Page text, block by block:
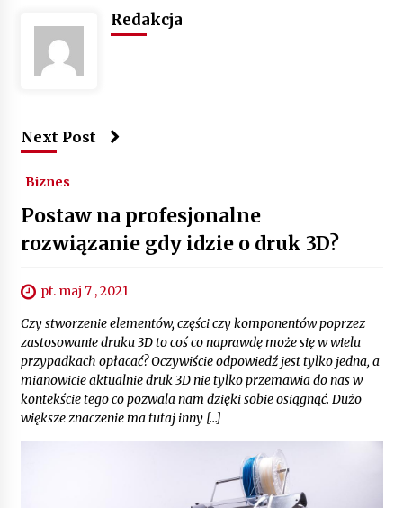
Redakcja
Next Post
Biznes
Postaw na profesjonalne
rozwiązanie gdy idzie o druk 3D?
pt. maj 7 , 2021
Czy stworzenie elementów, części czy komponentów poprzez
zastosowanie druku 3D to coś co naprawdę może się w wielu
przypadkach opłacać? Oczywiście odpowiedź jest tylko jedna, a
mianowicie aktualnie druk 3D nie tylko przemawia do nas w
kontekście tego co pozwala nam dzięki sobie osiągnąć. Dużo
większe znaczenie ma tutaj inny […]